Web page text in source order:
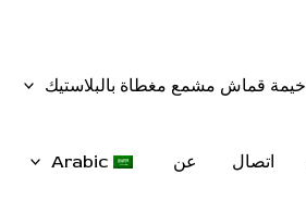
خيمة قماش مشمع مغطاة بالبلاستيك
اتصال عن Arabic